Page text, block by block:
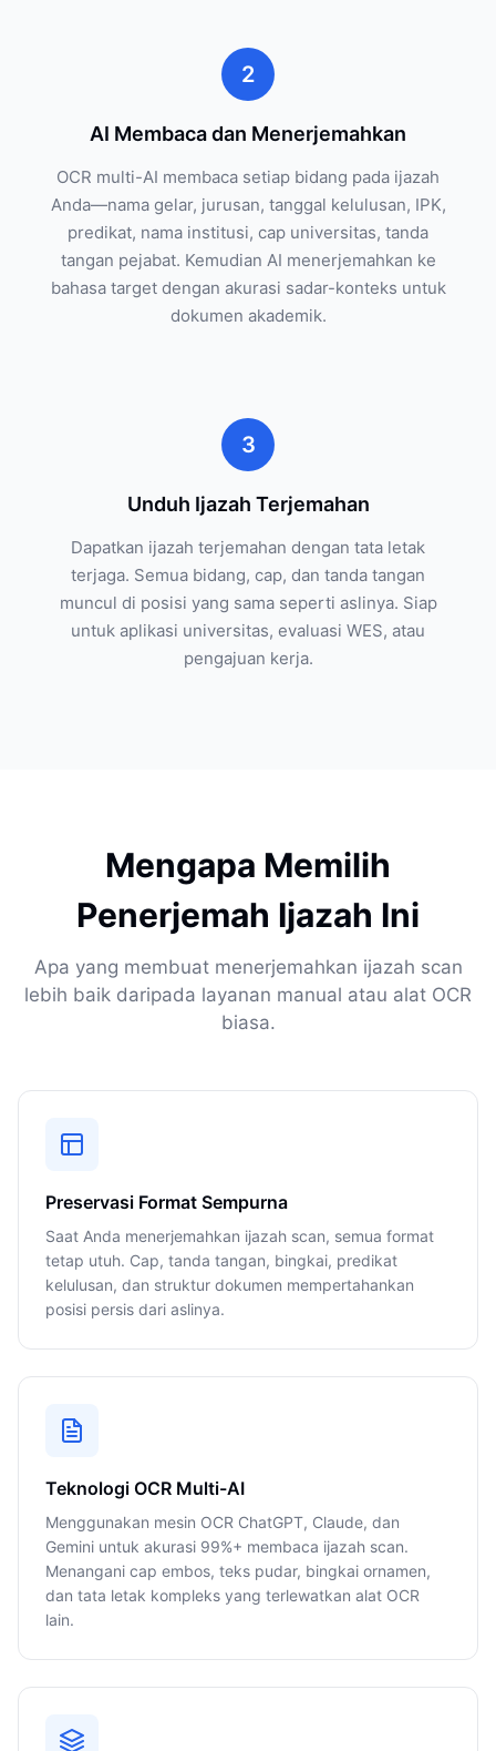
2
AI Membaca dan Menerjemahkan
OCR multi-AI membaca setiap bidang pada ijazah
Anda—nama gelar, jurusan, tanggal kelulusan, IPK,
predikat, nama institusi, cap universitas, tanda
tangan pejabat. Kemudian AI menerjemahkan ke
bahasa target dengan akurasi sadar-konteks untuk
dokumen akademik.
3
Unduh Ijazah Terjemahan
Dapatkan ijazah terjemahan dengan tata letak
terjaga. Semua bidang, cap, dan tanda tangan
muncul di posisi yang sama seperti aslinya. Siap
untuk aplikasi universitas, evaluasi WES, atau
pengajuan kerja.
Mengapa Memilih
Penerjemah Ijazah Ini
Apa yang membuat menerjemahkan ijazah scan
lebih baik daripada layanan manual atau alat OCR
biasa.
Preservasi Format Sempurna
Saat Anda menerjemahkan ijazah scan, semua format
tetap utuh. Cap, tanda tangan, bingkai, predikat
kelulusan, dan struktur dokumen mempertahankan
posisi persis dari aslinya.
Teknologi OCR Multi-AI
Menggunakan mesin OCR ChatGPT, Claude, dan
Gemini untuk akurasi 99%+ membaca ijazah scan.
Menangani cap embos, teks pudar, bingkai ornamen,
dan tata letak kompleks yang terlewatkan alat OCR
lain.